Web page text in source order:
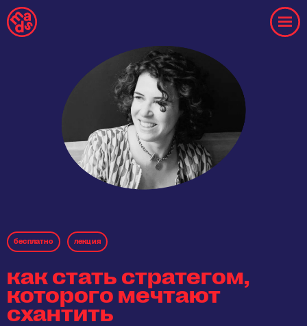
бесплaтнo лекция
как стать стратегом,
которого мечтают
схантить